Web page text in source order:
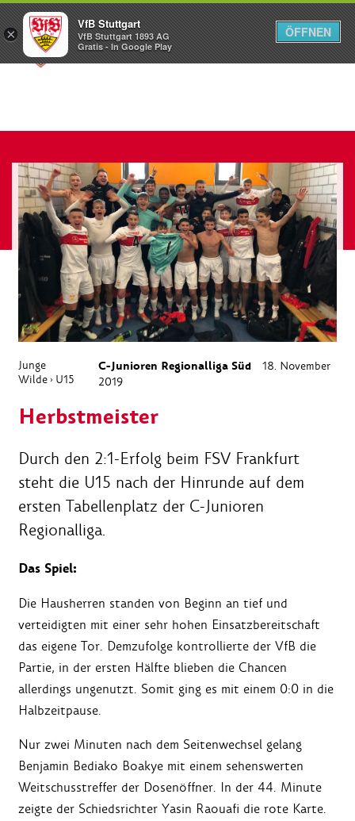
Menü
Junge
Wilde › U15
C-Junioren Regionalliga Süd
18. November
2019
Herbstmeister
Durch den 2:1-Erfolg beim FSV Frankfurt
steht die U15 nach der Hinrunde auf dem
ersten Tabellenplatz der C-Junioren
Regionalliga.
Das Spiel:
Die Hausherren standen von Beginn an tief und
verteidigten mit einer sehr hohen Einsatzbereitschaft
das eigene Tor. Demzufolge kontrollierte der VfB die
Partie, in der ersten Hälfte blieben die Chancen
allerdings ungenutzt. Somit ging es mit einem 0:0 in die
Halbzeitpause.
Nur zwei Minuten nach dem Seitenwechsel gelang
Benjamin Bediako Boakye mit einem sehenswerten
Weitschusstreffer der Dosenöffner. In der 44. Minute
zeigte der Schiedsrichter Yasin Raouafi die rote Karte.
×
VfB Stuttgart
VfB Stuttgart 1893 AG
Gratis - In Google Play
ÖFFNEN